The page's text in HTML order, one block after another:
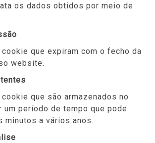
os dados obtidos por meio de
que expiram com o fecho da
website.
que são armazenados no
um período de tempo que pode
minutos a vários anos.